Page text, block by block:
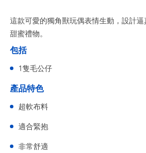
這款可愛的獨角獸玩偶表情生動，設計
甜蜜禮物。
包括
1隻毛公仔
產品特色
超軟布料
適合緊抱
非常舒適